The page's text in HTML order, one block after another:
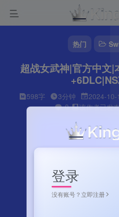
热门
超战女武神|官方中文|
598字 3分钟 2024-10-
0
该作者已发
登录
没有账号？立即注册